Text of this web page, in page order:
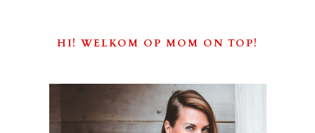
HI! WELKOM OP MOM ON TOP!